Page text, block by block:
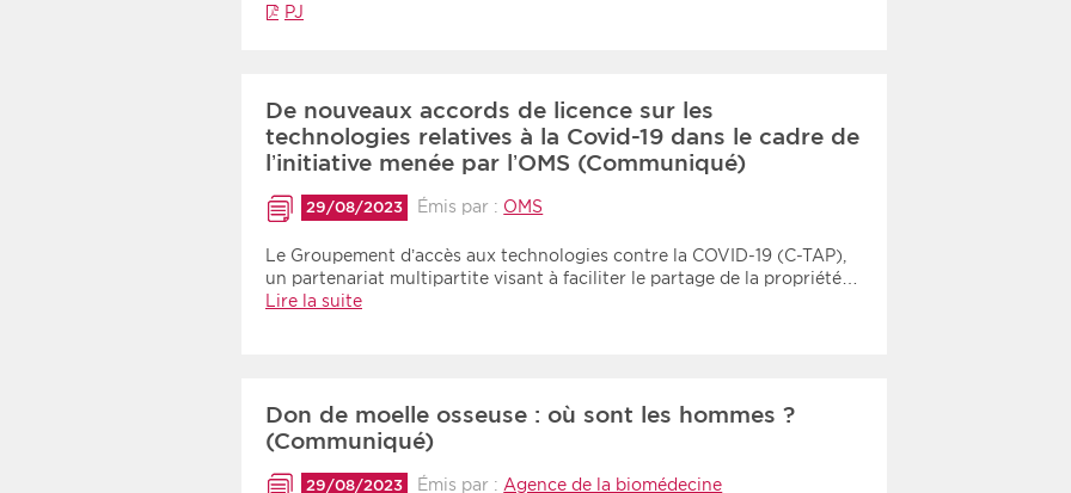
PJ
De nouveaux accords de licence sur les
technologies relatives à la Covid-19 dans le cadre de
l’initiative menée par l’OMS (Communiqué)
29/08/2023 Émis par : OMS
Le Groupement d’accès aux technologies contre la COVID-19 (C-TAP),
un partenariat multipartite visant à faciliter le partage de la propriété…
Lire la suite
Don de moelle osseuse : où sont les hommes ?
(Communiqué)
29/08/2023 Émis par :Agence de la biomédecine